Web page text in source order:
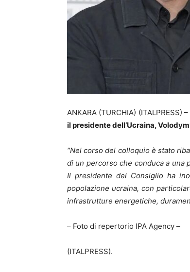
ANKARA (TURCHIA) (ITALPRESS) –
il presidente dell’Ucraina,
“Nel corso del colloquio è stato
di un percorso che conduca a una
Il presidente del Consiglio ha
popolazione ucraina, con
infrastrutture energetiche,
– Foto di repertorio IPA Agency –
(ITALPRESS).